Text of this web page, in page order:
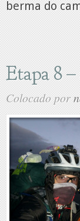
berma do
Etapa 8
Colocado por